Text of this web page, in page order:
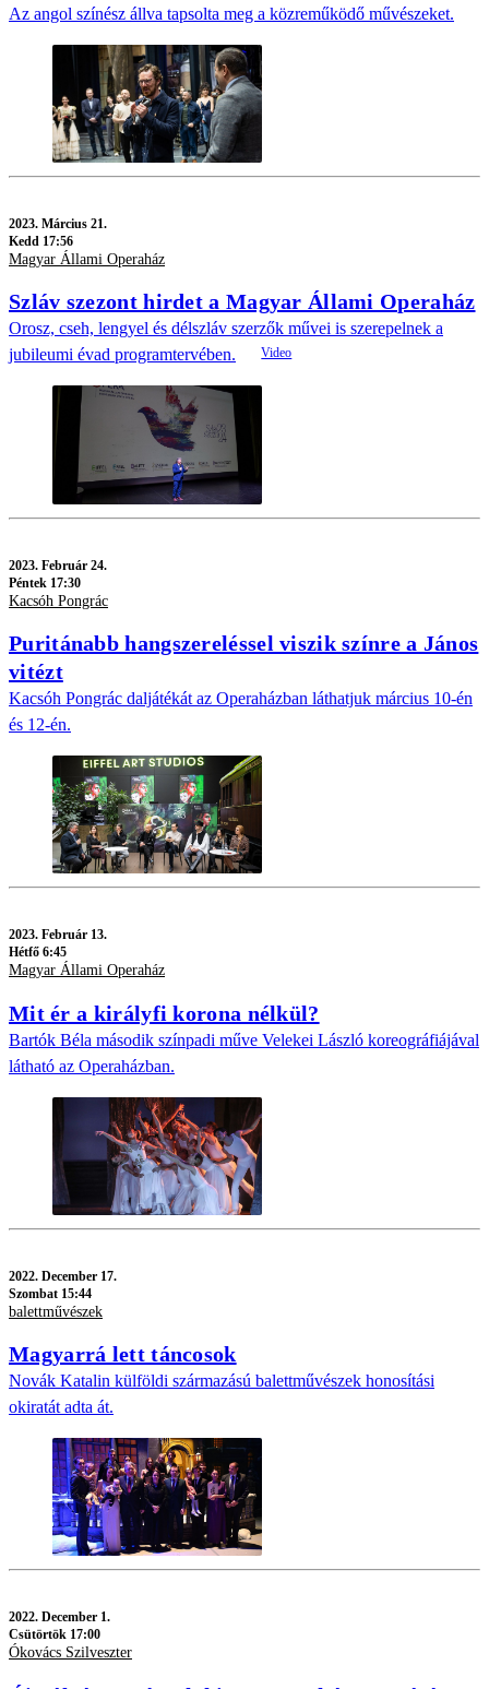
Az angol színész állva tapsolta meg a közreműködő művészeket.
2023. Március 21.
Kedd 17:56
Magyar Állami Operaház
Szláv szezont hirdet a Magyar Állami Operaház
Orosz, cseh, lengyel és délszláv szerzők művei is szerepelnek a
jubileumi évad programtervében.
2023. Február 24.
Péntek 17:30
Kacsóh Pongrác
Puritánabb hangszereléssel viszik színre a János
vitézt
Kacsóh Pongrác daljátékát az Operaházban láthatjuk március 10-én
és 12-én.
2023. Február 13.
Hétfő 6:45
Magyar Állami Operaház
Mit ér a királyfi korona nélkül?
Bartók Béla második színpadi műve Velekei László koreográfiájával
látható az Operaházban.
2022. December 17.
Szombat 15:44
balettművészek
Magyarrá lett táncosok
Novák Katalin külföldi származású balettművészek honosítási
okiratát adta át.
2022. December 1.
Csütörtök 17:00
Ókovács Szilveszter